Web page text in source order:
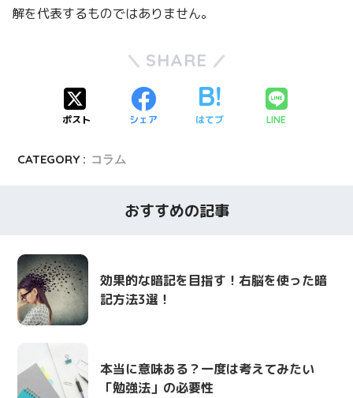
解を代表するものではありません。
SHARE
ポスト シェア はてブ LINE
CATEGORY : コラム
おすすめの記事
効果的な暗記を目指す！右脳を使った暗
記方法3選！
本当に意味ある？一度は考えてみたい
「勉強法」の必要性